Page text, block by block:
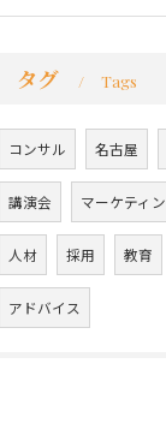
タグ Tags
コンサル 名古屋
講演会 マーケティ
人材 採用 教育
アドバイス